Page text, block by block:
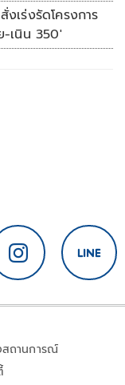
เร่งรัดโครงการ
-เนิน 350'
ถานการณ์